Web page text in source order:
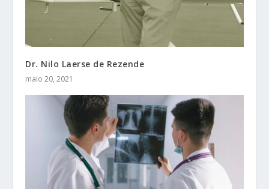
Dr. Nilo Laerse de Rezende
maio 20, 2021